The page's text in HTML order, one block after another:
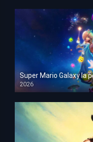
Super Mario Galaxy la
2026
HD 1080p